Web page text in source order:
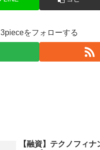
3pieceをフォローする
【融資】テクノフィ